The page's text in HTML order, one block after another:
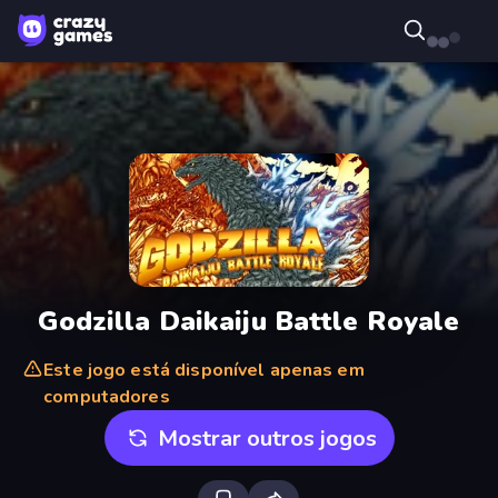
Godzilla Daikaiju Battle Royale
Este jogo está disponível apenas em
computadores
Mostrar outros jogos